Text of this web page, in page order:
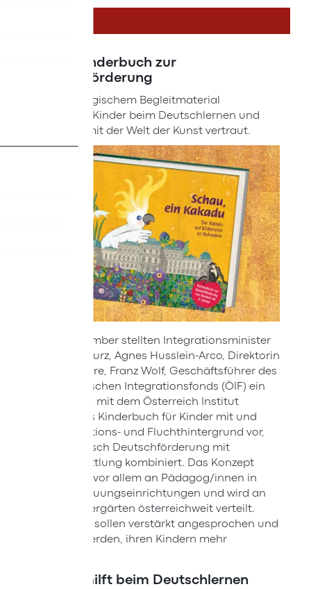
Neues Kinderbuch zur
Deutschförderung
Mit pädagogischem Begleitmaterial
unterstützt Kinder beim Deutschlernen und
macht sie mit der Welt der Kunst vertraut.
Am 19. Dezember stellten Integrationsminister
Sebastian Kurz, Agnes Husslein-Arco, Direktorin
des Belvedere, Franz Wolf, Geschäftsführer des
Österreichischen Integrationsfonds (ÖIF) ein
gemeinsam mit dem Österreich Institut
erarbeitetes Kinderbuch für Kinder mit und
ohne Migrations- und Fluchthintergrund vor,
das spielerisch Deutschförderung mit
Kunstvermittlung kombiniert. Das Konzept
richtet sich vor allem an Pädagog/innen in
Kinderbetreuungseinrichtungen und wird an
5.000 Kindergärten österreichweit verteilt.
Auch Eltern sollen verstärkt angesprochen und
motiviert werden, ihren Kindern mehr
Kakadu hilft beim Deutschlernen